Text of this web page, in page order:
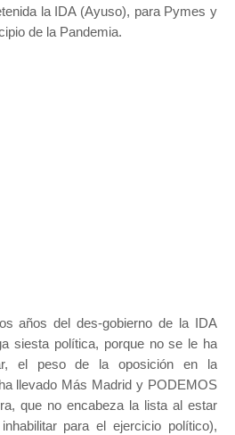
la IDA (Ayuso), para Pymes y
de la Pandemia.
años del des-gobierno de la IDA
siesta política, porque no se le ha
el peso de la oposición en la
llevado Más Madrid y PODEMOS
que no encabeza la lista al estar
para el ejercicio político),